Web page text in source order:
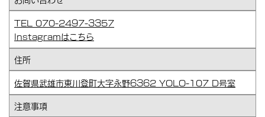
TEL 070-2497-3357
Instagramはこちら
住所
佐賀県武雄市東川登町大字永野6362 YOLO-107 D号室
注意事項